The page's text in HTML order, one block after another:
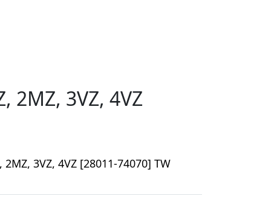
2MZ, 3VZ, 4VZ
3VZ, 4VZ [28011-74070] TW